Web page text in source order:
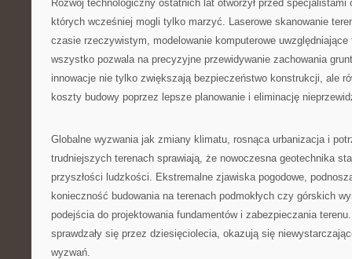
Rozwój technologiczny ostatnich lat otworzył przed
których wcześniej mogli tylko marzyć. Laserowe skanowanie
czasie rzeczywistym, modelowanie komputerowe
wszystko pozwala na precyzyjne przewidywanie zachowania
innowacje nie tylko zwiększają bezpieczeństwo konstrukcji, ale
koszty budowy poprzez lepsze planowanie i eliminację
Globalne wyzwania jak zmiany klimatu, rosnąca urbanizacja i
trudniejszych terenach sprawiają, że nowoczesna geotechnika
przyszłości ludzkości. Ekstremalne zjawiska pogodowe,
konieczność budowania na terenach podmokłych czy górskich
podejścia do projektowania fundamentów i zabezpieczania
sprawdzały się przez dziesięciolecia, okazują się
wyzwań.